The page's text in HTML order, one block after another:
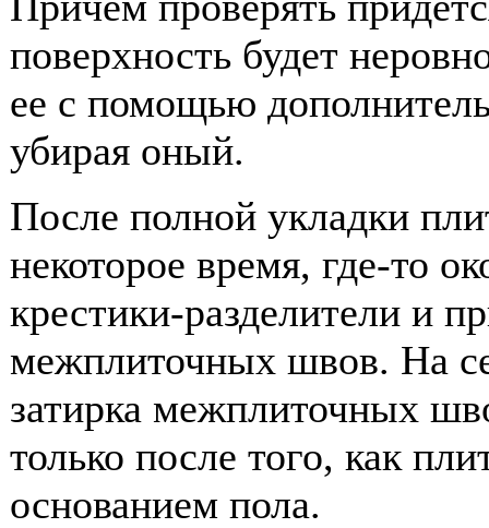
поверхность будет
ее с помощью
убирая оный.
После полной укладки
некоторое время, где-то
крестики-разделители и
межплиточных швов. На
затирка межплиточных
только после того, как
основанием пола.